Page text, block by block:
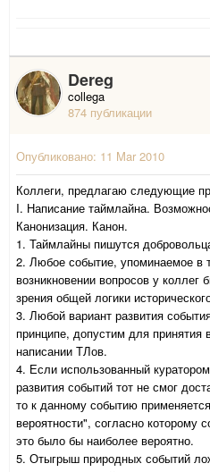
Dereg
collega
874 публикации
Опубликовано: 11 Mar 2010
Коллеги, предлагаю следующие
I. Написание таймлайна.
Канонизация. Канон.
1. Таймлайны пишутся
2. Любое событие, упоминаемое в
возникновении вопросов у коллег
зрения общей логики
3. Любой вариант развития
принципе, допустим для принятия
написании ТЛов.
4. Если использованный
развития событий тот не смог
то к данному событию
вероятности", согласно которому
это было бы наиболее вероятно.
5. Отыгрыш природных событий